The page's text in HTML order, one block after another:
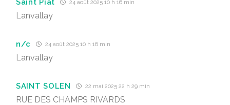
24 août 2025 10 h 16 min
Lanvallay
n/c 24 août 2025 10 h 16 min
Lanvallay
SAINT SOLEN 22 mai 2025 22 h 29 min
RUE DES CHAMPS RIVARDS